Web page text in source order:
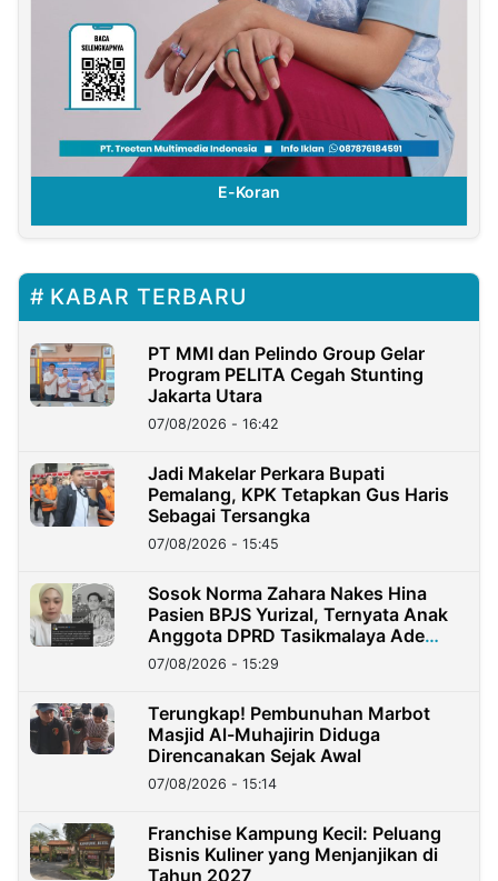
E-Koran
KABAR TERBARU
PT MMI dan Pelindo Group Gelar
Program PELITA Cegah Stunting
Jakarta Utara
07/08/2026 - 16:42
Jadi Makelar Perkara Bupati
Pemalang, KPK Tetapkan Gus Haris
Sebagai Tersangka
07/08/2026 - 15:45
Sosok Norma Zahara Nakes Hina
Pasien BPJS Yurizal, Ternyata Anak
Anggota DPRD Tasikmalaya Ade
Lukman
07/08/2026 - 15:29
Terungkap! Pembunuhan Marbot
Masjid Al-Muhajirin Diduga
Direncanakan Sejak Awal
07/08/2026 - 15:14
Franchise Kampung Kecil: Peluang
Bisnis Kuliner yang Menjanjikan di
Tahun 2027